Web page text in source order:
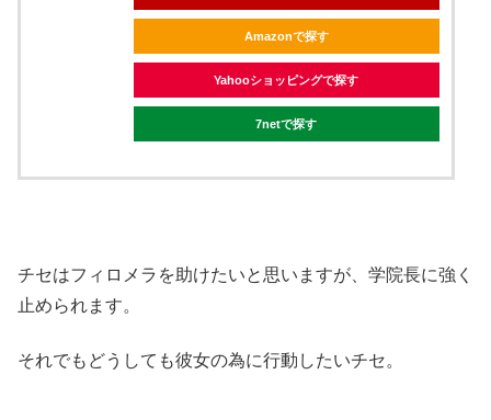
Amazonで探す
Yahooショッピングで探す
7netで探す
チセはフィロメラを助けたいと思いますが、学院長に強く
止められます。
それでもどうしても彼女の為に行動したいチセ。